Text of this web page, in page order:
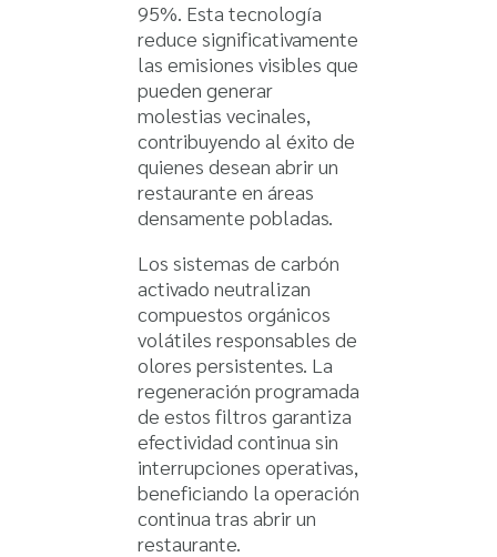
95%. Esta tecnología
reduce significativamente
las emisiones visibles que
pueden generar
molestias vecinales,
contribuyendo al éxito de
quienes desean abrir un
restaurante en áreas
densamente pobladas.
Los sistemas de carbón
activado neutralizan
compuestos orgánicos
volátiles responsables de
olores persistentes. La
regeneración programada
de estos filtros garantiza
efectividad continua sin
interrupciones operativas,
beneficiando la operación
continua tras abrir un
restaurante.